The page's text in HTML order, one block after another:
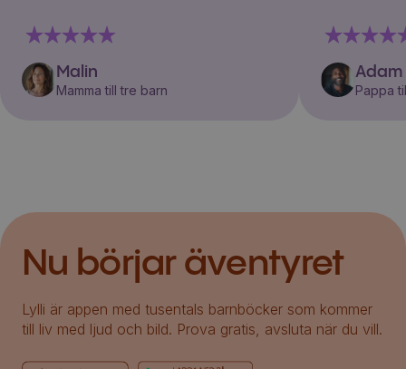
Malin
Mamma till tre barn
Adam
Pappa
Nu börjar äventyret
Lylli är appen med tusentals barnböcker som kommer
till liv med ljud och bild. Prova gratis, avsluta när du vill.